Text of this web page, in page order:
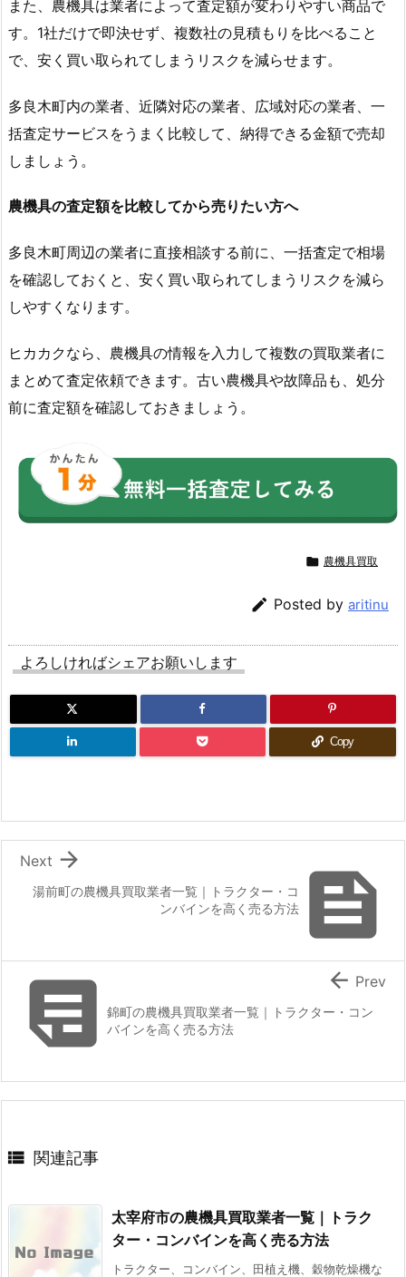
また、農機具は業者によって査定額が変わりやすい商品で
す。1社だけで即決せず、複数社の見積もりを比べること
で、安く買い取られてしまうリスクを減らせます。
多良木町内の業者、近隣対応の業者、広域対応の業者、一
括査定サービスをうまく比較して、納得できる金額で売却
しましょう。
農機具の査定額を比較してから売りたい方へ
多良木町周辺の業者に直接相談する前に、一括査定で相場
を確認しておくと、安く買い取られてしまうリスクを減ら
しやすくなります。
ヒカカクなら、農機具の情報を入力して複数の買取業者に
まとめて査定依頼できます。古い農機具や故障品も、処分
前に査定額を確認しておきましょう。
 農機具買取
 Posted by aritinu
よろしければシェアお願いします
Copy

湯前町の農機具買取業者一覧｜トラクター・コ
ンバインを高く売る方法

Next
錦町の農機具買取業者一覧｜トラクター・コン
バインを高く売る方法
 Prev
 関連記事
太宰府市の農機具買取業者一覧｜トラク
ター・コンバインを高く売る方法
トラクター、コンバイン、田植え機、穀物乾燥機な